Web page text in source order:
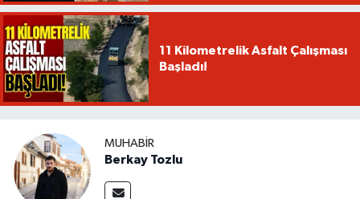
11 Kilometrelik Asfalt Çalışması
Başladı!
MUHABIR
Berkay Tozlu